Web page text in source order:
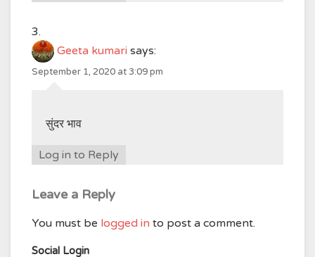
Geeta kumari says:
September 1, 2020 at 3:09 pm
सुंदर भाव
Log in to Reply
Leave a Reply
You must be logged in to post a comment.
Social Login